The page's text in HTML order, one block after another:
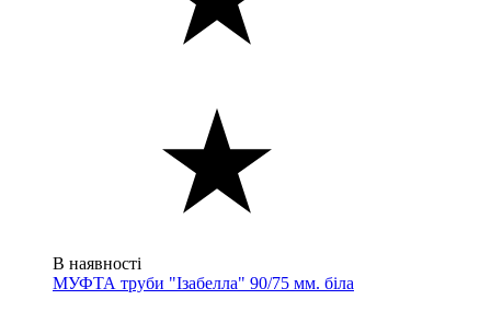
В наявності
МУФТА труби "Ізабелла" 90/75 мм. біла